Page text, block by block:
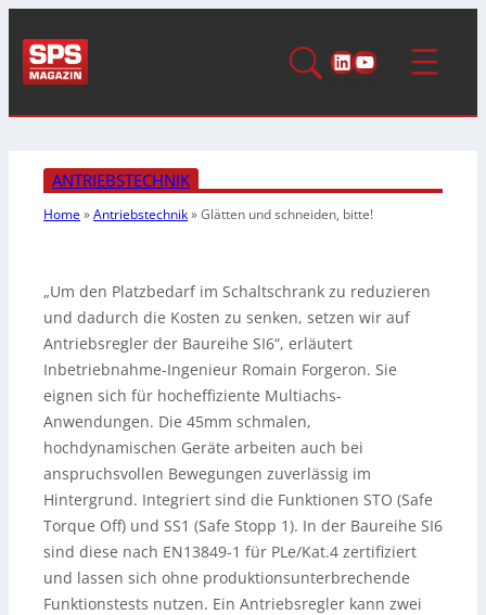
LinkedIn
YouTube
ANTRIEBSTECHNIK
Home»Antriebstechnik»Glätten und schneiden, bitte!
„Um den Platzbedarf im Schaltschrank zu reduzieren
und dadurch die Kosten zu senken, setzen wir auf
Antriebsregler der Baureihe SI6“, erläutert
Inbetriebnahme-Ingenieur Romain Forgeron. Sie
eignen sich für hocheffiziente Multiachs-
Anwendungen. Die 45mm schmalen,
hochdynamischen Geräte arbeiten auch bei
anspruchsvollen Bewegungen zuverlässig im
Hintergrund. Integriert sind die Funktionen STO (Safe
Torque Off) und SS1 (Safe Stopp 1). In der Baureihe SI6
sind diese nach EN13849-1 für PLe/Kat.4 zertifiziert
und lassen sich ohne produktionsunterbrechende
Funktionstests nutzen. Ein Antriebsregler kann zwei